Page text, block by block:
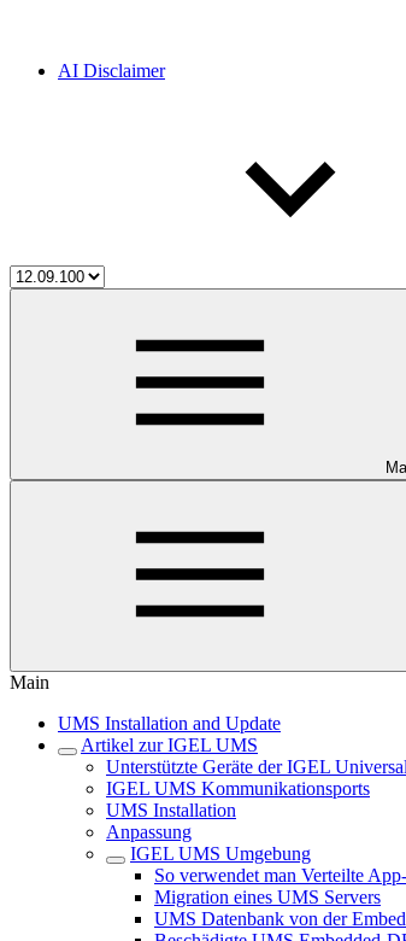
AI Disclaimer
Main
UMS Installation and Update
Artikel zur IGEL UMS
Unterstützte Geräte der IGEL
IGEL UMS Kommunikationsports
UMS Installation
Anpassung
IGEL UMS Umgebung
So verwendet man Verteilte
Migration eines UMS Servers
UMS Datenbank von der